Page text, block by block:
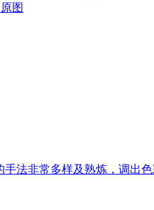
图
手法非常多样及熟炼，调出